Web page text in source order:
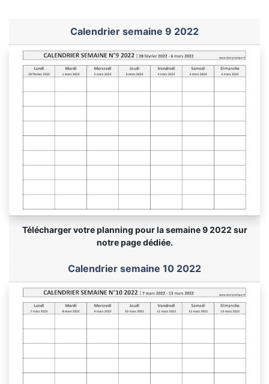
Calendrier semaine 9 2022
Télécharger votre planning pour la semaine 9 2022 sur
notre page dédiée.
Calendrier semaine 10 2022